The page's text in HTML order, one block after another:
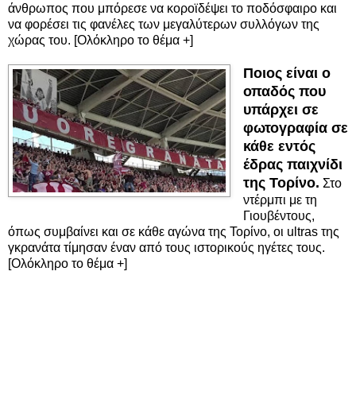
άνθρωπος που μπόρεσε να κοροϊδέψει το ποδόσφαιρο και
να φορέσει τις φανέλες των μεγαλύτερων συλλόγων της
χώρας του. [Ολόκληρο το θέμα +]
Ποιος είναι ο
οπαδός που
υπάρχει σε
φωτογραφία σε
κάθε εντός
έδρας παιχνίδι
της Τορίνο. Στο
ντέρμπι με τη
Γιουβέντους,
όπως συμβαίνει και σε κάθε αγώνα της Τορίνο, οι ultras της
γκρανάτα τίμησαν έναν από τους ιστορικούς ηγέτες τους.
[Ολόκληρο το θέμα +]